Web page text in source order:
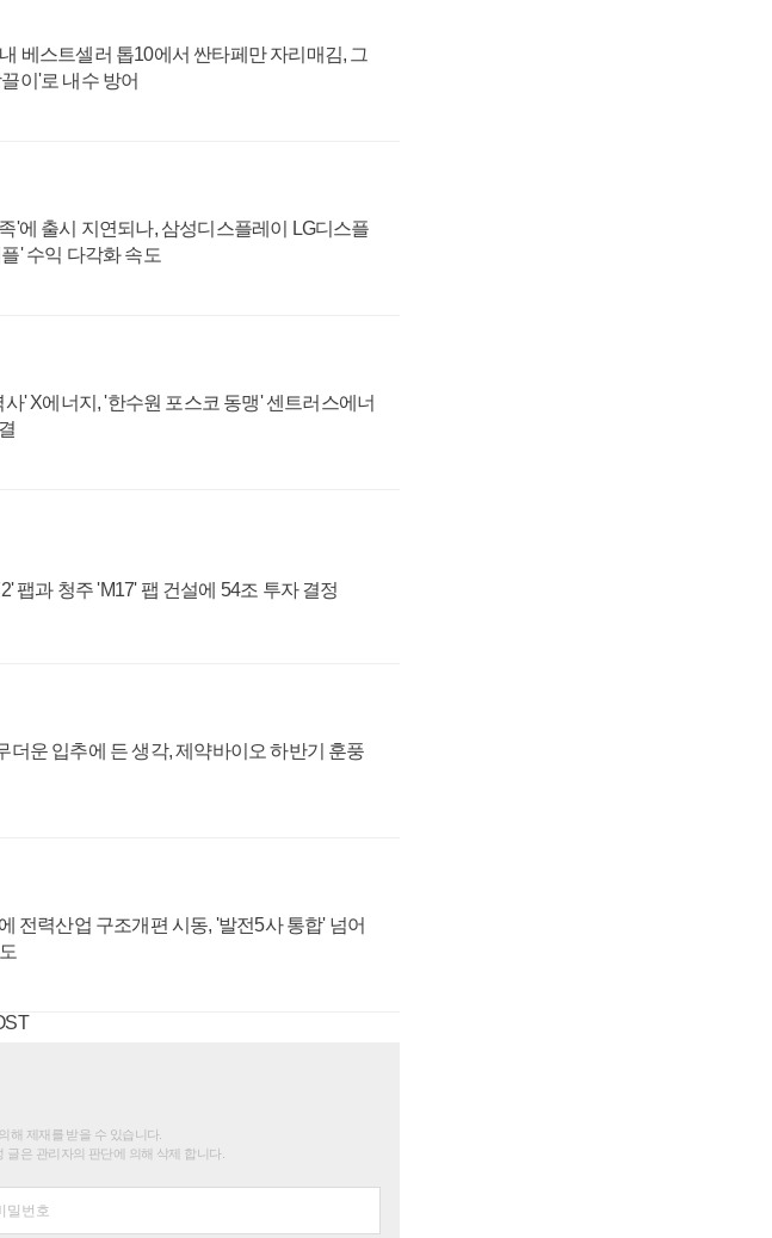
베스트셀러 톱10에서 싼타페만 자리매김, 그
이'로 내수 방어
'에 출시 지연되나, 삼성디스플레이 LG디스플
' 수익 다각화 속도
' X에너지, '한수원 포스코 동맹' 센트러스에너
팹과 청주 'M17' 팹 건설에 54조 투자 결정
더운 입추에 든 생각, 제약바이오 하반기 훈풍
전력산업 구조개편 시동, '발전5사 통합' 넘어
해 제재를 받을 수 있습니다.
은 관리자의 판단에 의해 삭제 합니다.